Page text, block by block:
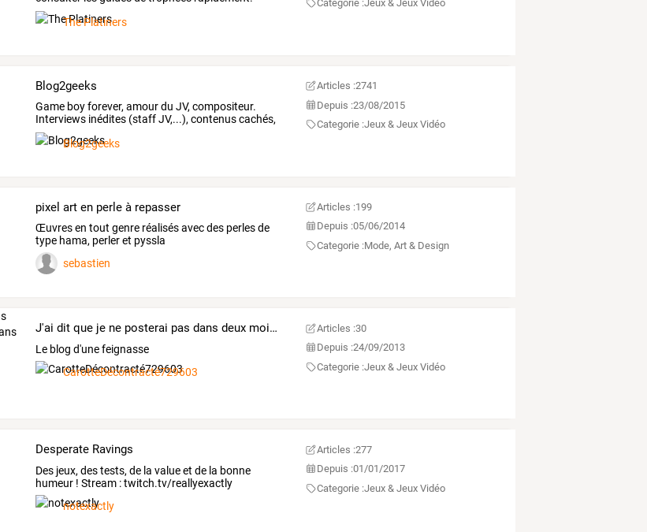
Faites
The Platiners
Categorie :Jeux & Jeux Vidéo
Blog2geeks
Game boyforever,amourdu JV,compositeur.
Interviews inédites (staffJV,...),contenuscachés,
…
Blog2geeks
Articles :2741
Depuis :23/08/2015
Categorie :Jeux & Jeux Vidéo
pixel art en perle à repasser
Œuvres en tout genre réalisés avec des perles de
type hama, perler et pyssla
sebastien
Articles :199
Depuis :05/06/2014
Categorie :Mode, Art & Design
J'ai dit que je ne posterai pas dans deux mois.. ça fait deux ans !!
Le blog d'une feignasse
CarotteDécontracté729603
Articles :30
Depuis :24/09/2013
Categorie :Jeux & Jeux Vidéo
Desperate Ravings
Des jeux, des tests, de la value et de la bonne
humeur ! Stream : twitch.tv/reallyexactly
notexactly
Articles :277
Depuis :01/01/2017
Categorie :Jeux & Jeux Vidéo